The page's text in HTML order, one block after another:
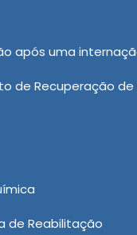
após uma
de Recuperação
de Reabilitação
Quimica,
e
Email: